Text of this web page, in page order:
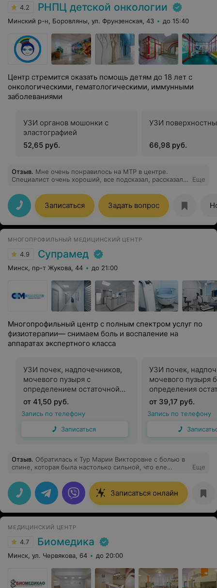
4.2 РНПЦ детской онкологии
Минский р-н, Боровляны, ул. Фрунзенская, 43 до 15:40
Центр стремится оказать помощь детям до 18 лет с
онкологическими, гематологическими, иммунными
заболеваниями
УЗИ органов мошонки с
эластографией
52,65 руб.
УЗИ
66,98 руб.
Отзыв. Мне очень понравилось на МТР в центре.
Специалист очень хороший, все подсказал, рассказал,
Еще
Записаться Задать вопрос
МНОГОПРОФИЛЬНЫЙ МЕДИЦИНСКИЙ ЦЕНТР
4.9 Супрамед
Минск, пр-т Жукова, 44 до 21:00
Многопрофильный центр с полным спектром услуг по
физиотерапии— снимаем боль и воспаление на
аппаратах экспертного класса
УЗИ почек, надпочечников,
мочевого пузыря с
определением остаточной
мочи
от 41,50 руб.
Запись по телефону
Записаться
УЗИ почек,
мочевого пузыря
определения
мочи
от 39,17 руб.
Запись по телефону
Отзыв. Обратилась к Тур Марии Викторовне с болью в
спине, которая была настолько сильной, что еле
рефлексы и т. д. Назначила дополнительные
обследования: МРТ, кровь. Мария Викторовна
расписала схему лечения. С каждым днем чувствую
себя лучше. Был выбран правильный подход,
тщательно обсуждались изменения по ходу приема
лекарств. Мария Викторовна - хороший доктор и
замечательный человек. Расположение клиники для
меня не совсем удобное, но ради такого отношения
доктора дорога не имеет значения.
Еще
Записаться онлайн
МЕДИЦИНСКИЙ ЦЕНТР
4.7 Биомедика
Минск, ул. Червякова, 64 до 20:00